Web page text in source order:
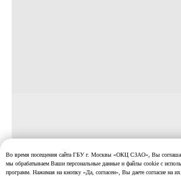
Во время посещения сайта ГБУ г. Москвы «ОКЦ СЗАО», Вы
мы обрабатываем Ваши персональные данные и файлы cookie с
программ. Нажимая на кнопку «Да, согласен», Вы даете согласие на